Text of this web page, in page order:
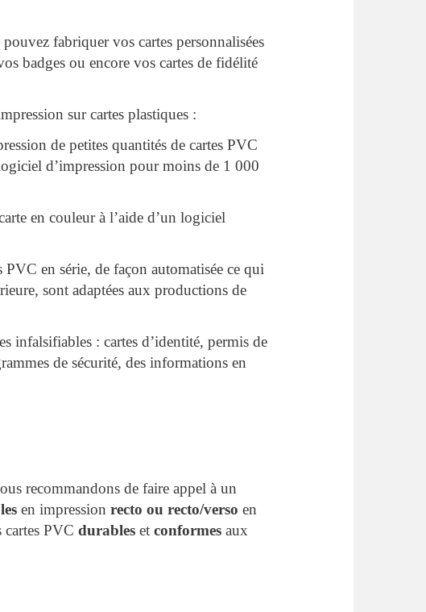
fabriquer vos cartes personnalisées
badges ou encore vos cartes de fidélité
sur cartes plastiques :
de petites quantités de cartes PVC
d’impression pour moins de 1 000
en couleur à l’aide d’un logiciel
en série, de façon automatisée ce qui
sont adaptées aux productions de
infalsifiables : cartes d’identité, permis de
de sécurité, des informations en
recommandons de faire appel à un
en impression recto ou recto/verso en
cartes PVC durables et conformes aux